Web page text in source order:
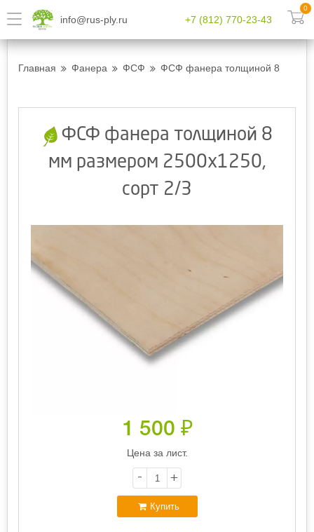
info@rus-ply.ru +7 (812) 770-23-43
0
Главная Фанера ФСФ ФСФ фанера толщиной 8 мм
ФСФ фанера толщиной 8
мм размером 2500х1250,
сорт 2/3
1 500 ₽
Цена за лист.
- +
Купить